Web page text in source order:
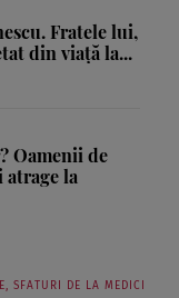
Fratele lui,
din viață la...
Oamenii de
la
SFATURI DE LA MEDICI